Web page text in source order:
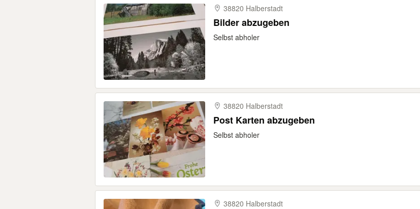
38820 Halberstadt
Bilder abzugeben
Selbst abholer
38820 Halberstadt
Post Karten abzugeben
Selbst abholer
38820 Halberstadt